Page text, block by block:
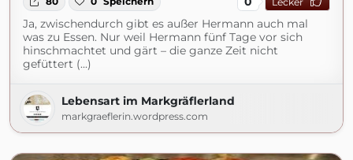
Ja, zwischendurch gibt es außer Hermann auch mal
was zu Essen. Nur weil Hermann fünf Tage vor sich
hinschmachtet und gärt – die ganze Zeit nicht
gefüttert (...)
Lebensart im Markgräflerland
markgraeflerin.wordpress.com